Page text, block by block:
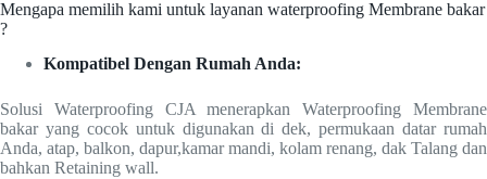
Mengapa memilih kami untuk layanan waterproofing Membrane bakar
?
Kompatibel Dengan Rumah Anda:
Solusi Waterproofing CJA menerapkan Waterproofing Membrane
bakar yang cocok untuk digunakan di dek, permukaan datar rumah
Anda, atap, balkon, dapur,kamar mandi, kolam renang, dak Talang dan
bahkan Retaining wall.